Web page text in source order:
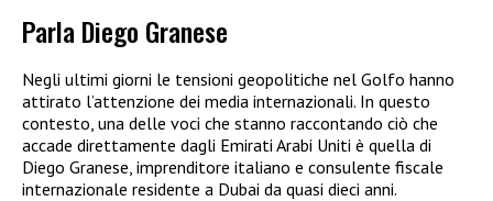
Parla Diego Granese
Negli ultimi giorni le tensioni geopolitiche nel Golfo hanno
attirato l’attenzione dei media internazionali. In questo
contesto, una delle voci che stanno raccontando ciò che
accade direttamente dagli Emirati Arabi Uniti è quella di
Diego Granese, imprenditore italiano e consulente fiscale
internazionale residente a Dubai da quasi dieci anni.